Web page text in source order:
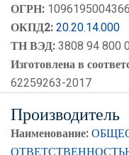
ОГРН: 1096195004366
ОКПД2:20.20.14.000
ТН ВЭД:3808 94 800 0
Изготовлена в
62259263-2017
Производитель
Наименование: